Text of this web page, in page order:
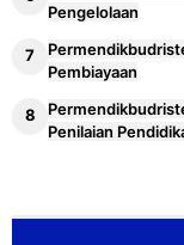
Pengelolaan
Pembiayaan
Penilaian